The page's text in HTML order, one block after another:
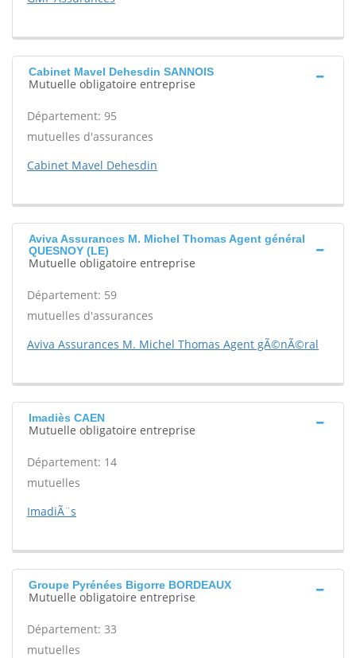
Cabinet Mavel Dehesdin SANNOIS
Mutuelle obligatoire entreprise
Département: 95
mutuelles d'assurances
Cabinet Mavel Dehesdin
Aviva Assurances M. Michel Thomas Agent général
QUESNOY (LE)
Mutuelle obligatoire entreprise
Département: 59
mutuelles d'assurances
Aviva Assurances M. Michel Thomas Agent gÃ©nÃ©ral
Imadiès CAEN
Mutuelle obligatoire entreprise
Département: 14
mutuelles
ImadiÃ¨s
Groupe Pyrénées Bigorre BORDEAUX
Mutuelle obligatoire entreprise
Département: 33
mutuelles